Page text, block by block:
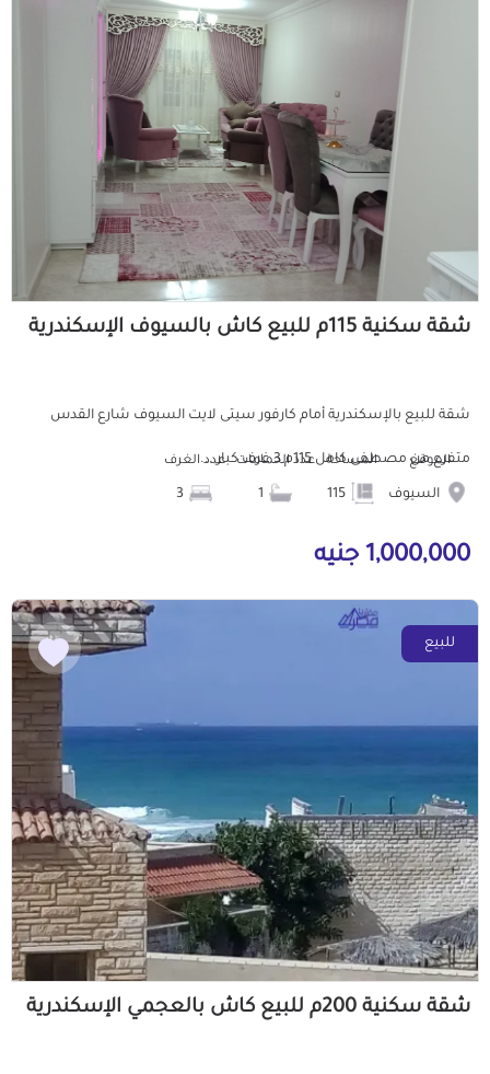
شقة سكنية 115م للبيع كاش بالسيوف الإسكندرية
شقة للبيع بالإسكندرية أمام كارفور سيتى لايت السيوف شارع القدس
متفرع من مصطفى كامل 115م 3 غرف كبار ...
الموقع
السيوف
المساحة عدد الحمامات عدد الغرف
1,000,000 جنيه
للبيع
شقة سكنية 200م للبيع كاش بالعجمي الإسكندرية